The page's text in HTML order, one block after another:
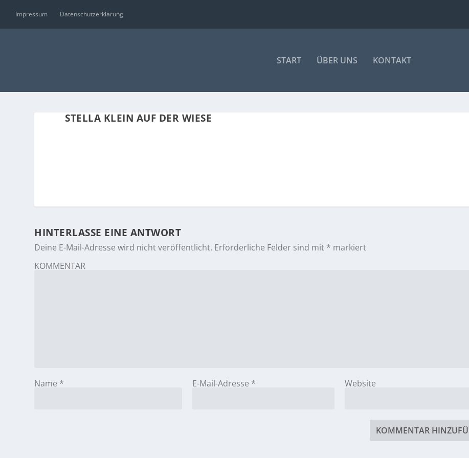
Impressum Datenschutzerklärung
START ÜBER UNS KONTAKT
STELLA KLEIN AUF DER WIESE
HINTERLASSE EINE ANTWORT
Deine E-Mail-Adresse wird nicht veröffentlicht. Erforderliche Felder sind mit * markiert
KOMMENTAR
Name * E-Mail-Adresse * Website